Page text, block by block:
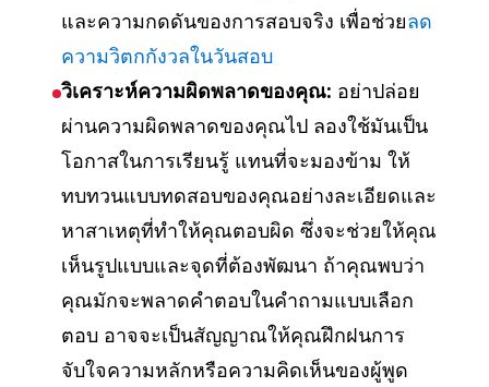
และความกดดันของการสอบจริง เพื่อช่วยลด
ความวิตกกังวลในวันสอบ
วิเคราะห์ความผิดพลาดของคุณ: อย่าปล่อย
ผ่านความผิดพลาดของคุณไป ลองใช้มันเป็น
โอกาสในการเรียนรู้ แทนที่จะมองข้าม ให้
ทบทวนแบบทดสอบของคุณอย่างละเอียดและ
หาสาเหตุที่ทำให้คุณตอบผิด ซึ่งจะช่วยให้คุณ
เห็นรูปแบบและจุดที่ต้องพัฒนา ถ้าคุณพบว่า
คุณมักจะพลาดคำตอบในคำถามแบบเลือก
ตอบ อาจจะเป็นสัญญาณให้คุณฝึกฝนการ
จับใจความหลักหรือความคิดเห็นของผู้พูด